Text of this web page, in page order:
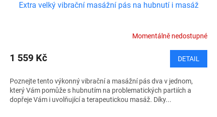
Extra velký vibrační masážní pás na hubnutí i masáž
Momentálně nedostupné
1 559 Kč DETAIL
Poznejte tento výkonný vibrační a masážní pás dva v jednom,
který Vám pomůže s hubnutím na problematických partiích a
dopřeje Vám i uvolňující a terapeutickou masáž. Díky...